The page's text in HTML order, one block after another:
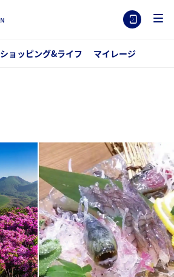
ショッピング&ライフ マイレージ